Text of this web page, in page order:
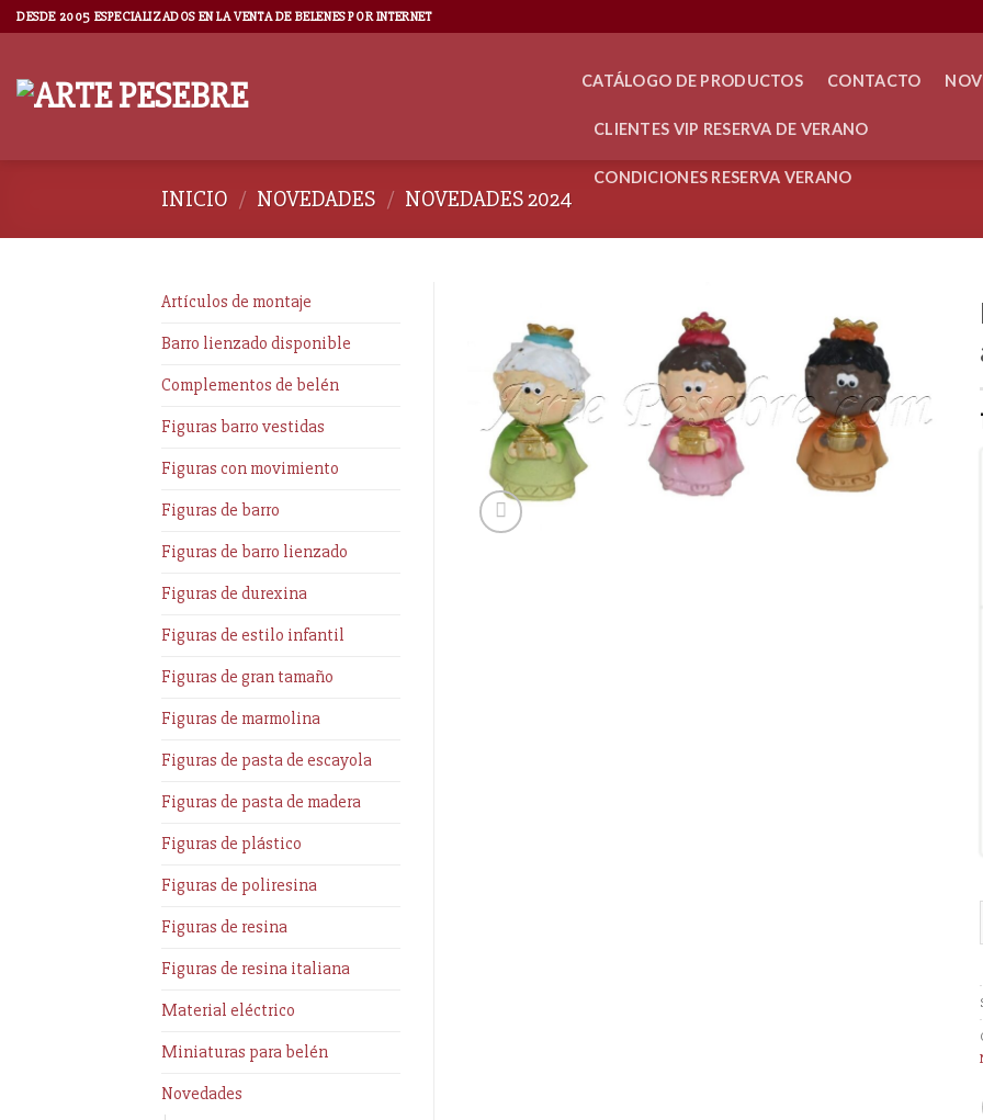
DESDE 2005 ESPECIALIZADOS EN LA VENTA DE BELENES POR INTERNET
CATÁLOGO DE PRODUCTOS CONTACTO
CLIENTES VIP RESERVA DE VERANO
CONDICIONES RESERVA VERANO
INICIO / NOVEDADES / NOVEDADES 2024
Artículos de montaje
Barro lienzado disponible
Complementos de belén
Figuras barro vestidas
Figuras con movimiento
Figuras de barro
Figuras de barro lienzado
Figuras de durexina
Figuras de estilo infantil
Figuras de gran tamaño
Figuras de marmolina
Figuras de pasta de escayola
Figuras de pasta de madera
Figuras de plástico
Figuras de poliresina
Figuras de resina
Figuras de resina italiana
Material eléctrico
Miniaturas para belén
Novedades